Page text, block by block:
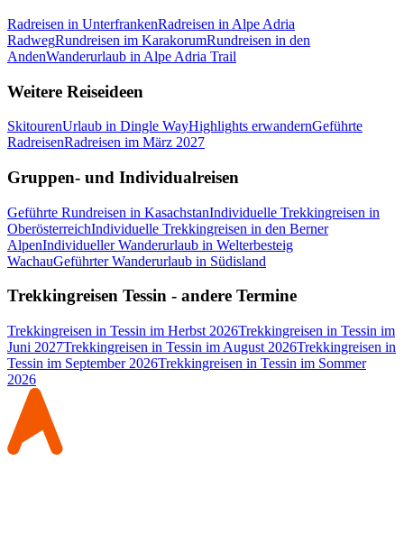
Radreisen in UnterfrankenRadreisen in Alpe Adria
RadwegRundreisen im KarakorumRundreisen in den
AndenWanderurlaub in Alpe Adria Trail
Weitere Reiseideen
SkitourenUrlaub in Dingle WayHighlights erwandernGeführte
RadreisenRadreisen im März 2027
Gruppen- und Individualreisen
Geführte Rundreisen in KasachstanIndividuelle Trekkingreisen in
OberösterreichIndividuelle Trekkingreisen in den Berner
AlpenIndividueller Wanderurlaub in Welterbesteig
WachauGeführter Wanderurlaub in Südisland
Trekkingreisen Tessin - andere Termine
Trekkingreisen in Tessin im Herbst 2026Trekkingreisen in Tessin im
Juni 2027Trekkingreisen in Tessin im August 2026Trekkingreisen in
Tessin im September 2026Trekkingreisen in Tessin im Sommer
2026